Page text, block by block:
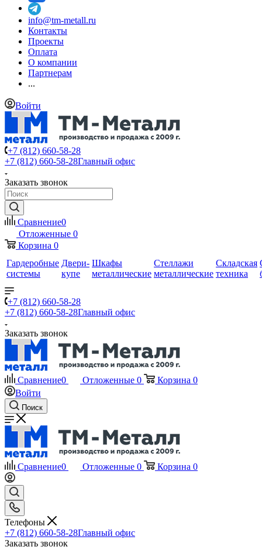
info@tm-metall.ru
Контакты
Проекты
Оплата
О компании
Партнерам
...
Войти
+7 (812) 660-58-28
+7 (812) 660-58-28Главный офис
Заказать звонок
Сравнение0
Отложенные 0
Корзина 0
Гардеробные
системы
Двери-
купе
Шкафы
металлические
Стеллажи
металлические
Складская
техника
+7 (812) 660-58-28
+7 (812) 660-58-28Главный офис
Заказать звонок
Сравнение0 Отложенные 0 Корзина 0
Войти
Поиск
Сравнение0 Отложенные 0 Корзина 0
Телефоны
+7 (812) 660-58-28Главный офис
Заказать звонок